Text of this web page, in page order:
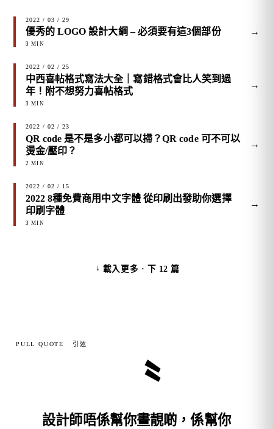
2022 / 03 / 29
優秀的 LOGO 設計大綱 – 必須要有這3個部份
3 MIN
→
2022 / 02 / 25
中西喜帖格式寫法大全｜寫錯格式會比人笑到過
年！附不想努力喜帖格式
3 MIN
→
2022 / 02 / 23
QR code 是不是多小都可以掃？QR code 可不可以
燙金/壓印？
2 MIN
→
2022 / 02 / 15
2022 8種免費商用中文字體 從印刷出發助你選擇
印刷字體
3 MIN
→
↓ 載入更多 · 下 12 篇
PULL QUOTE · 引述
〝
設計師唔係幫你畫靚啲，係幫你